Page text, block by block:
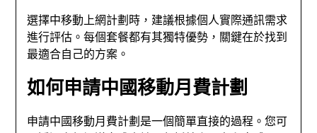
選擇中移動上網計劃時，建議根據個人實際通訊需求
進行評估。每個套餐都有其獨特優勢，關鍵在於找到
最適合自己的方案。
如何申請中國移動月費計劃
申請中國移動月費計劃是一個簡單直接的過程。您可